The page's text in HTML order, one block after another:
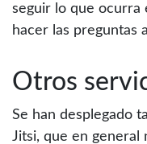
seguir lo que ocurra
hacer las preguntas
Otros
Se han desplegado
Jitsi, que en general